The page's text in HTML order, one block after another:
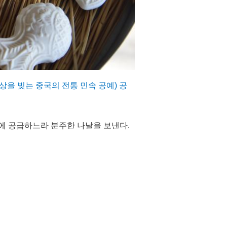
을 빚는 중국의 전통 민속 공예) 공
공급하느라 분주한 나날을 보낸다.